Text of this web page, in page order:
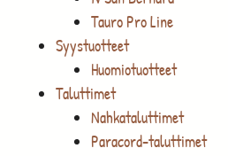
Tauro Pro Line
Syystuotteet
Huomiotuotteet
Taluttimet
Nahkataluttimet
Paracord-taluttimet